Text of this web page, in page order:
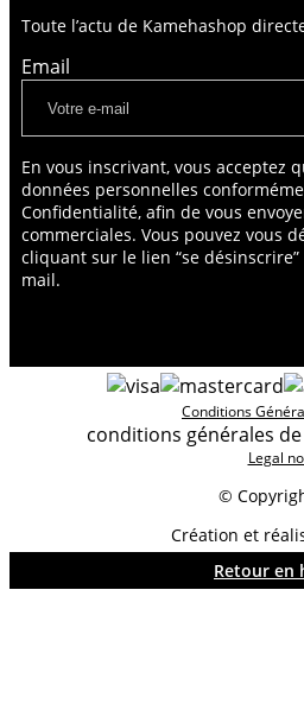
Toute l’actu de Kamehashop
Email
En vous inscrivant, vous acceptez
données personnelles
Confidentialité, afin de vous
commerciales. Vous pouvez vous
cliquant sur le lien “se
mail.
©
Conditions
conditions générales
Legal
Création et
Retour en